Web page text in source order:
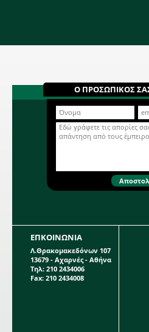
Ο ΠΡΟΣΩΠΙΚΟΣ
ΕΠΚΟΙΝΩΝΙΑ
Λ.Θρακομακεδόνων 107
13679 - Αχαρνές - Αθήνα
Τηλ: 210 2434006
Fax: 210 2434008